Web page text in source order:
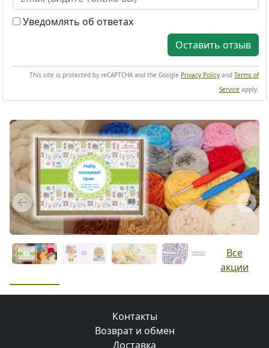
Уведомлять об ответах
Оставить отзыв
This site is protected by reCAPTCHA and the Google Privacy Policy and Terms of
Service apply.
Previous Next
Все
акции
Контакты
Возврат и обмен
Доставка